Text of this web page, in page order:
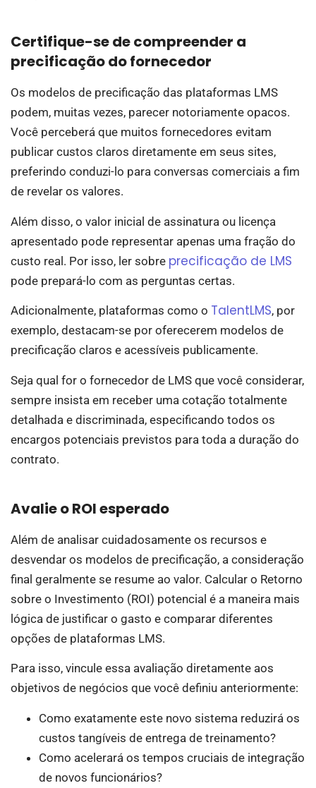
Certifique-se de compreender a
precificação do fornecedor
Os modelos de precificação das plataformas LMS
podem, muitas vezes, parecer notoriamente opacos.
Você perceberá que muitos fornecedores evitam
publicar custos claros diretamente em seus sites,
preferindo conduzi-lo para conversas comerciais a fim
de revelar os valores.
Além disso, o valor inicial de assinatura ou licença
apresentado pode representar apenas uma fração do
custo real. Por isso, ler sobre precificação de LMS
pode prepará-lo com as perguntas certas.
Adicionalmente, plataformas como o TalentLMS, por
exemplo, destacam-se por oferecerem modelos de
precificação claros e acessíveis publicamente.
Seja qual for o fornecedor de LMS que você considerar,
sempre insista em receber uma cotação totalmente
detalhada e discriminada, especificando todos os
encargos potenciais previstos para toda a duração do
contrato.
Avalie o ROI esperado
Além de analisar cuidadosamente os recursos e
desvendar os modelos de precificação, a consideração
final geralmente se resume ao valor. Calcular o Retorno
sobre o Investimento (ROI) potencial é a maneira mais
lógica de justificar o gasto e comparar diferentes
opções de plataformas LMS.
Para isso, vincule essa avaliação diretamente aos
objetivos de negócios que você definiu anteriormente:
Como exatamente este novo sistema reduzirá os
custos tangíveis de entrega de treinamento?
Como acelerará os tempos cruciais de integração
de novos funcionários?